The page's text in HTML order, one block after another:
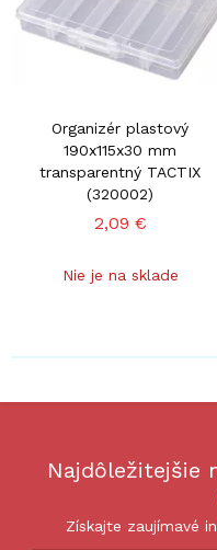
Organizér plastový
190x115x30 mm
transparentný TACTIX
(320002)
2,09 €
Nie je na sklade
Najdôležitejšie
Získajte zaujímavé